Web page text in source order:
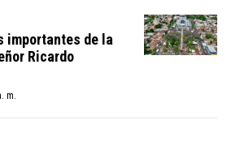
importantes de la
Ricardo
m.